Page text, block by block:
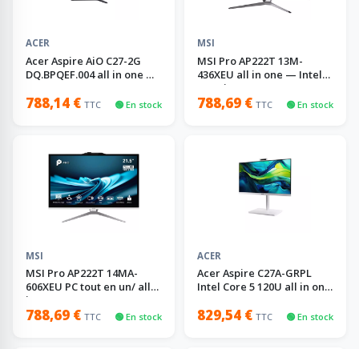
ACER
Acer Aspire AiO C27-2G
DQ.BPQEF.004 all in one —
788,14 € TTC 🟢 En stock
MSI
MSI Pro AP222T 13M-
436XEU all in one — Intel
Core i3, 8 Go
788,69 € TTC 🟢 En stock
MSI
MSI Pro AP222T 14MA-
606XEU PC tout en un/ all
in one
788,69 € TTC 🟢 En stock
ACER
Acer Aspire C27A-GRPL
Intel Core 5 120U all in one
829,54 € TTC 🟢 En stock